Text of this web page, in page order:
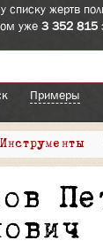
списку жертв
уже 3 352 815
Примеры
Инструменты